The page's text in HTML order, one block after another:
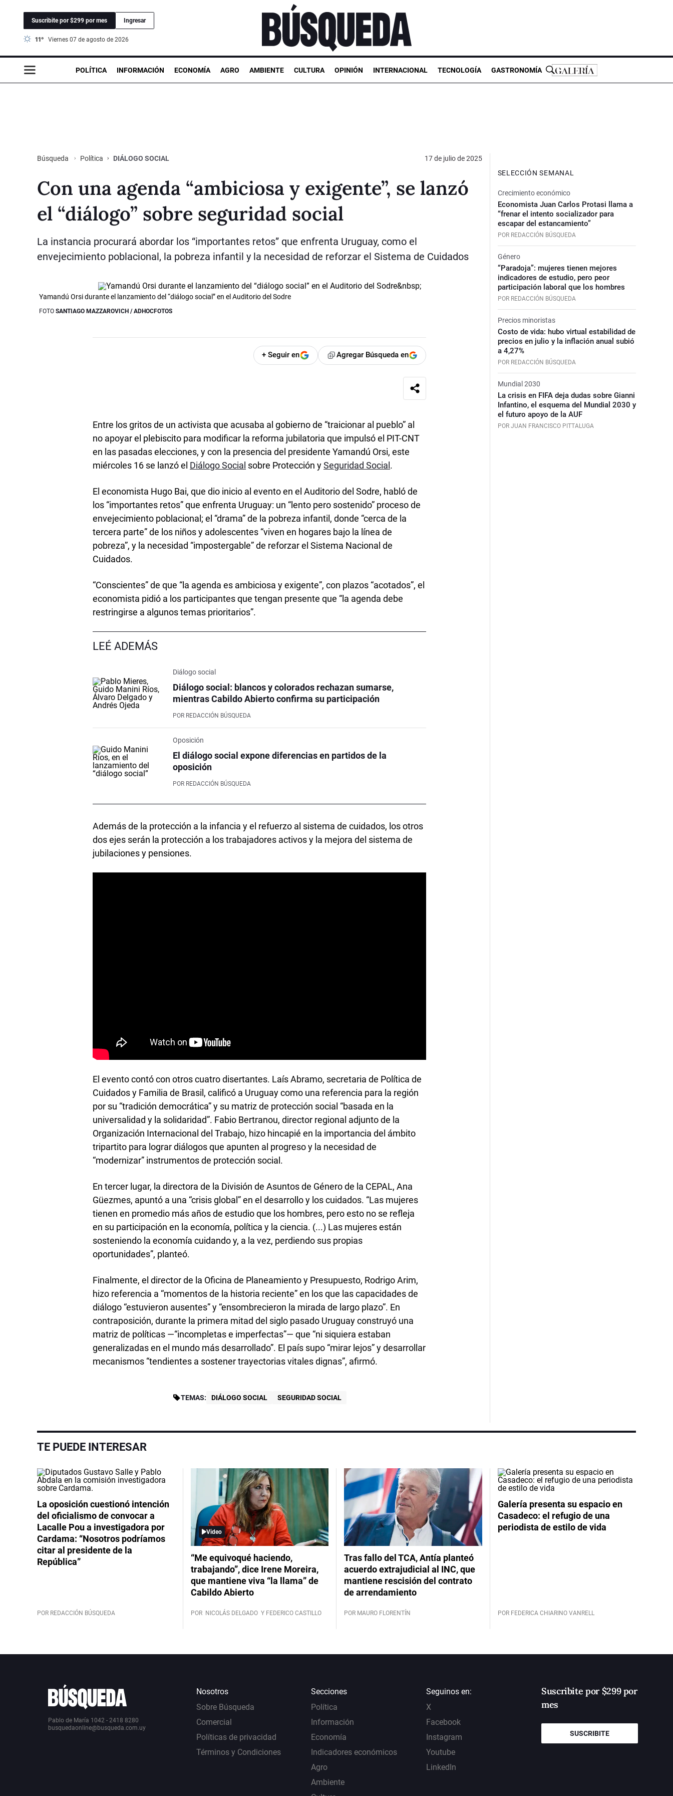
Suscribite por $299 por mes Ingresar
11° viernes 07 de agosto de 2026
POLÍTICA INFORMACIÓN ECONOMÍA AGRO AMBIENTE CULTURA OPINIÓN INTERNACIONAL TECNOLOGÍA GASTRONOMÍA
Búsqueda Política DIÁLOGO SOCIAL 17 de julio de 2025
Con una agenda “ambiciosa y exigente”, se lanzó
el “diálogo” sobre seguridad social
La instancia procurará abordar los “importantes retos” que enfrenta Uruguay, como el
envejecimiento poblacional, la pobreza infantil y la necesidad de reforzar el Sistema de Cuidados
Yamandú Orsi durante el lanzamiento del “diálogo social” en el Auditorio del Sodre
FOTO SANTIAGO MAZZAROVICH / ADHOCFOTOS
+ Seguir en Agregar Búsqueda en
Entre los gritos de un activista que acusaba al gobierno de “traicionar al pueblo” al
no apoyar el plebiscito para modificar la reforma jubilatoria que impulsó el PIT-CNT
en las pasadas elecciones, y con la presencia del presidente Yamandú Orsi, este
miércoles 16 se lanzó el Diálogo Social sobre Protección ySeguridad Social.
El economista Hugo Bai, que dio inicio al evento en el Auditorio del Sodre, habló de
los “importantes retos” que enfrenta Uruguay: un “lento pero sostenido” proceso de
envejecimiento poblacional; el “drama” de la pobreza infantil, donde “cerca de la
tercera parte” de los niños y adolescentes “viven en hogares bajo la línea de
pobreza”, y la necesidad “impostergable” de reforzar el Sistema Nacional de
Cuidados.
“Conscientes” de que “la agenda es ambiciosa y exigente”, con plazos “acotados”, el
economista pidió a los participantes que tengan presente que “la agenda debe
restringirse a algunos temas prioritarios”.
LEÉ ADEMÁS
Diálogo social
Diálogo social: blancos y colorados rechazan sumarse,
mientras Cabildo Abierto confirma su participación
POR REDACCIÓN BÚSQUEDA
Oposición
El diálogo social expone diferencias en partidos de la
oposición
POR REDACCIÓN BÚSQUEDA
Además de la protección a la infancia y el refuerzo al sistema de cuidados, los otros
dos ejes serán la protección a los trabajadores activos y la mejora del sistema de
jubilaciones y pensiones.
El evento contó con otros cuatro disertantes. Laís Abramo, secretaria de Política de
Cuidados y Familia de Brasil, calificó a Uruguay como una referencia para la región
por su “tradición democrática” y su matriz de protección social “basada en la
universalidad y la solidaridad”. Fabio Bertranou, director regional adjunto de la
Organización Internacional del Trabajo, hizo hincapié en la importancia del ámbito
tripartito para lograr diálogos que apunten al progreso y la necesidad de
“modernizar” instrumentos de protección social.
En tercer lugar, la directora de la División de Asuntos de Género de la CEPAL, Ana
Güezmes, apuntó a una “crisis global” en el desarrollo y los cuidados. “Las mujeres
tienen en promedio más años de estudio que los hombres, pero esto no se refleja
en su participación en la economía, política y la ciencia. (...) Las mujeres están
sosteniendo la economía cuidando y, a la vez, perdiendo sus propias
oportunidades”, planteó.
Finalmente, el director de la Oficina de Planeamiento y Presupuesto, Rodrigo Arim,
hizo referencia a “momentos de la historia reciente” en los que las capacidades de
diálogo “estuvieron ausentes” y “ensombrecieron la mirada de largo plazo”. En
contraposición, durante la primera mitad del siglo pasado Uruguay construyó una
matriz de políticas —“incompletas e imperfectas”— que “ni siquiera estaban
generalizadas en el mundo más desarrollado”. El país supo “mirar lejos” y desarrollar
mecanismos “tendientes a sostener trayectorias vitales dignas”, afirmó.
TEMAS: DIÁLOGO SOCIAL SEGURIDAD SOCIAL
SELECCIÓN SEMANAL
Crecimiento económico
Economista Juan Carlos Protasi llama a
“frenar el intento socializador para
escapar del estancamiento”
POR REDACCIÓN BÚSQUEDA
Género
“Paradoja”: mujeres tienen mejores
indicadores de estudio, pero peor
participación laboral que los hombres
POR REDACCIÓN BÚSQUEDA
Precios minoristas
Costo de vida: hubo virtual estabilidad de
precios en julio y la inflación anual subió
a 4,27%
POR REDACCIÓN BÚSQUEDA
Mundial 2030
La crisis en FIFA deja dudas sobre Gianni
Infantino, el esquema del Mundial 2030 y
el futuro apoyo de la AUF
POR JUAN FRANCISCO PITTALUGA
TE PUEDE INTERESAR
La oposición cuestionó intención
del oficialismo de convocar a
Lacalle Pou a investigadora por
Cardama: “Nosotros podríamos
citar al presidente de la
República”
POR REDACCIÓN BÚSQUEDA
Video
“Me equivoqué haciendo,
trabajando”, dice Irene Moreira,
que mantiene viva “la llama” de
Cabildo Abierto
POR NICOLÁS DELGADO Y FEDERICO CASTILLO
Tras fallo del TCA, Antía planteó
acuerdo extrajudicial al INC, que
mantiene rescisión del contrato
de arrendamiento
POR MAURO FLORENTÍN
Galería presenta su espacio en
Casadeco: el refugio de una
periodista de estilo de vida
POR FEDERICA CHIARINO VANRELL
Pablo de María 1042 - 2418 8280
busquedaonline@busqueda.com.uy
Nosotros
Sobre Búsqueda
Comercial
Políticas de privacidad
Términos y Condiciones
Secciones
Política
Información
Economía
Indicadores económicos
Agro
Ambiente
Seguinos en:
X
Facebook
Instagram
Youtube
LinkedIn
Suscribite por $299 por
mes
SUSCRIBITE